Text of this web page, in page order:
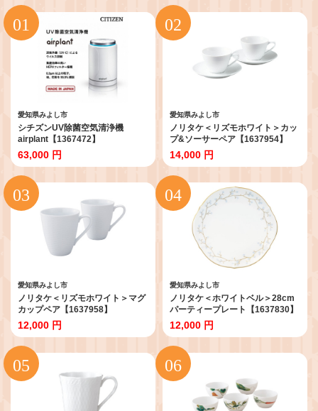
愛知県みよし市
シチズンUV除菌空気清浄機
airplant【1367472】
63,000 円
愛知県みよし市
ノリタケ＜リズモホワイト＞カッ
プ&ソーサーペア【1637954】
14,000 円
愛知県みよし市
ノリタケ＜リズモホワイト＞マグ
カップペア【1637958】
12,000 円
愛知県みよし市
ノリタケ＜ホワイトベル＞28cm
パーティープレート【1637830】
12,000 円